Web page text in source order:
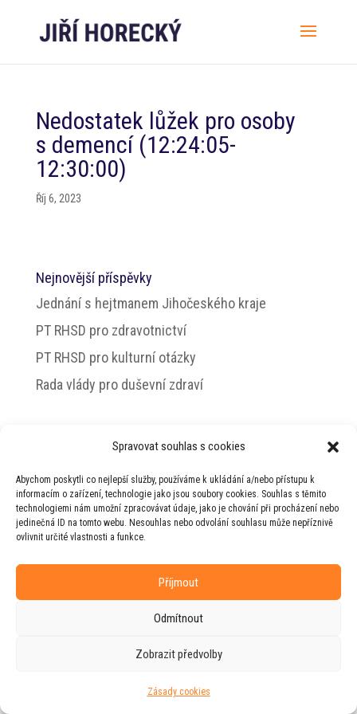
Spravovat souhlas s cookies
Abychom poskytli co nejlepší služby, používáme k ukládání a/nebo přístupu k
informacím o zařízení, technologie jako jsou soubory cookies. Souhlas s těmito
technologiemi nám umožní zpracovávat údaje, jako je chování při procházení nebo
jedinečná ID na tomto webu. Nesouhlas nebo odvolání souhlasu může nepříznivě
ovlivnit určité vlastnosti a funkce.
Příjmout
Odmítnout
Zobrazit předvolby
Zásady cookies
Nedostatek lůžek pro osoby
s demencí (12:24:05-
12:30:00)
Říj 6, 2023
Nejnovější příspěvky
Jednání s hejtmanem Jihočeského kraje
PT RHSD pro zdravotnictví
PT RHSD pro kulturní otázky
Rada vlády pro duševní zdraví
Horeckého
Web vytvořila firmaRUDIve spolupráci s
agenturou